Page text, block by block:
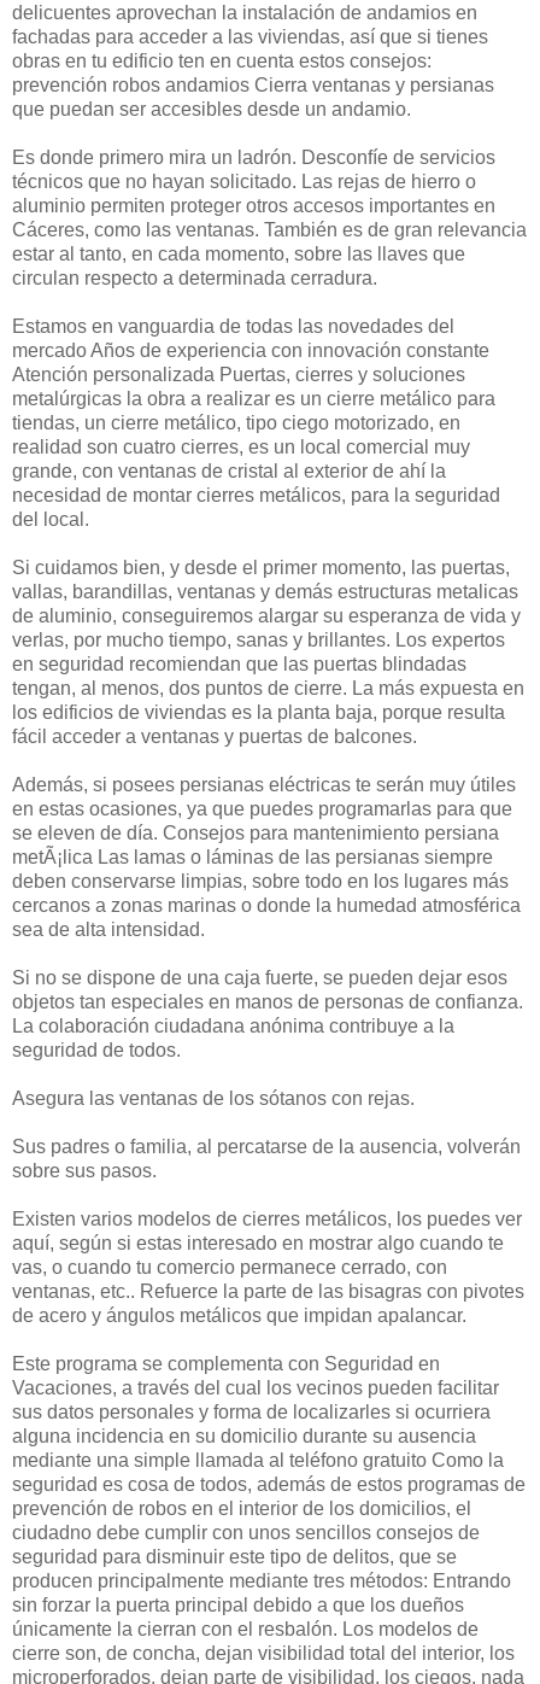
delicuentes aprovechan la instalación de andamios en
fachadas para acceder a las viviendas, así que si tienes
obras en tu edificio ten en cuenta estos consejos:
prevención robos andamios Cierra ventanas y persianas
que puedan ser accesibles desde un andamio.
Es donde primero mira un ladrón. Desconfíe de servicios
técnicos que no hayan solicitado. Las rejas de hierro o
aluminio permiten proteger otros accesos importantes en
Cáceres, como las ventanas. También es de gran relevancia
estar al tanto, en cada momento, sobre las llaves que
circulan respecto a determinada cerradura.
Estamos en vanguardia de todas las novedades del
mercado Años de experiencia con innovación constante
Atención personalizada Puertas, cierres y soluciones
metalúrgicas la obra a realizar es un cierre metálico para
tiendas, un cierre metálico, tipo ciego motorizado, en
realidad son cuatro cierres, es un local comercial muy
grande, con ventanas de cristal al exterior de ahí la
necesidad de montar cierres metálicos, para la seguridad
del local.
Si cuidamos bien, y desde el primer momento, las puertas,
vallas, barandillas, ventanas y demás estructuras metalicas
de aluminio, conseguiremos alargar su esperanza de vida y
verlas, por mucho tiempo, sanas y brillantes. Los expertos
en seguridad recomiendan que las puertas blindadas
tengan, al menos, dos puntos de cierre. La más expuesta en
los edificios de viviendas es la planta baja, porque resulta
fácil acceder a ventanas y puertas de balcones.
Además, si posees persianas eléctricas te serán muy útiles
en estas ocasiones, ya que puedes programarlas para que
se eleven de día. Consejos para mantenimiento persiana
metÃ¡lica Las lamas o láminas de las persianas siempre
deben conservarse limpias, sobre todo en los lugares más
cercanos a zonas marinas o donde la humedad atmosférica
sea de alta intensidad.
Si no se dispone de una caja fuerte, se pueden dejar esos
objetos tan especiales en manos de personas de confianza.
La colaboración ciudadana anónima contribuye a la
seguridad de todos.
Asegura las ventanas de los sótanos con rejas.
Sus padres o familia, al percatarse de la ausencia, volverán
sobre sus pasos.
Existen varios modelos de cierres metálicos, los puedes ver
aquí, según si estas interesado en mostrar algo cuando te
vas, o cuando tu comercio permanece cerrado, con
ventanas, etc.. Refuerce la parte de las bisagras con pivotes
de acero y ángulos metálicos que impidan apalancar.
Este programa se complementa con Seguridad en
Vacaciones, a través del cual los vecinos pueden facilitar
sus datos personales y forma de localizarles si ocurriera
alguna incidencia en su domicilio durante su ausencia
mediante una simple llamada al teléfono gratuito Como la
seguridad es cosa de todos, además de estos programas de
prevención de robos en el interior de los domicilios, el
ciudadno debe cumplir con unos sencillos consejos de
seguridad para disminuir este tipo de delitos, que se
producen principalmente mediante tres métodos: Entrando
sin forzar la puerta principal debido a que los dueños
únicamente la cierran con el resbalón. Los modelos de
cierre son, de concha, dejan visibilidad total del interior, los
microperforados, dejan parte de visibilidad, los ciegos, nada